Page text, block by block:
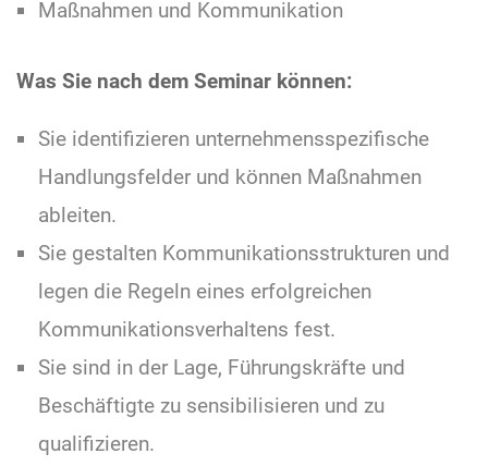
Maßnahmen und Kommunikation
Was Sie nach dem Seminar können:
Sie identifizieren unternehmensspezifische
Handlungsfelder und können Maßnahmen
ableiten.
Sie gestalten Kommunikationsstrukturen und
legen die Regeln eines erfolgreichen
Kommunikationsverhaltens fest.
Sie sind in der Lage, Führungskräfte und
Beschäftigte zu sensibilisieren und zu
qualifizieren.